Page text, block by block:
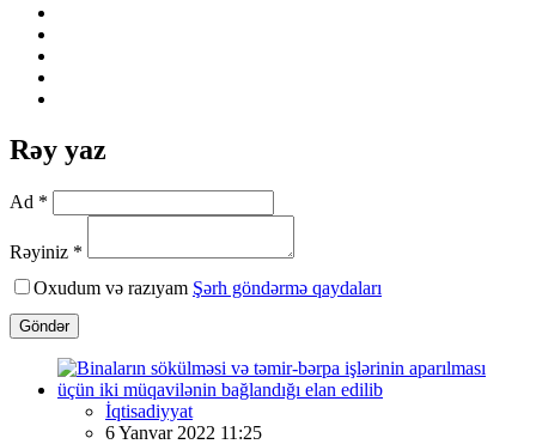
Rəy yaz
Ad *
Rəyiniz *
Oxudum və razıyam Şərh göndərmə qaydaları
Göndər
İqtisadiyyat
6 Yanvar 2022 11:25